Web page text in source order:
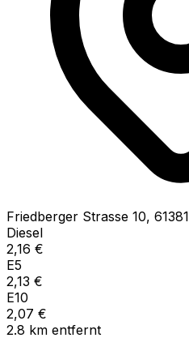
Friedberger Strasse 10, 61381
Diesel
2,16 €
E5
2,13 €
E10
2,07 €
2.8 km entfernt